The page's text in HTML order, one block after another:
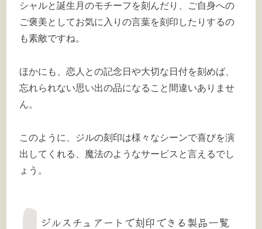
シャルと誕生月のモチーフを刻んだり、ご自身への
ご褒美としてお気に入りの言葉を刻印したりするの
も素敵ですね。
ほかにも、恋人との記念日や大切な日付を刻めば、
忘れられない思い出の品になること間違いありませ
ん。
このように、ジルの刻印は様々なシーンで喜びを演
出してくれる、魔法のようなサービスと言えるでし
ょう。
ジルスチュアートで刻印できる製品一覧